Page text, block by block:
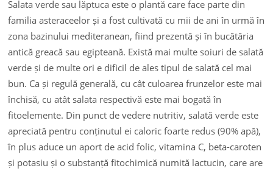
Salata verde sau lăptuca este o plantă care face parte din
familia asteraceelor și a fost cultivată cu mii de ani în urmă în
zona bazinului mediteranean, fiind prezentă și în bucătăria
antică greacă sau egipteană. Există mai multe soiuri de salată
verde și de multe ori e dificil de ales tipul de salată cel mai
bun. Ca și regulă generală, cu cât culoarea frunzelor este mai
închisă, cu atât salata respectivă este mai bogată în
fitoelemente. Din punct de vedere nutritiv, salată verde este
apreciată pentru conținutul ei caloric foarte redus (90% apă),
în plus aduce un aport de acid folic, vitamina C, beta-caroten
și potasiu și o substanță fitochimică numită lactucin, care are